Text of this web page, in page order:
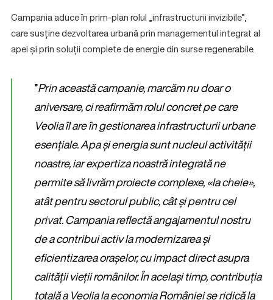
Campania aduce în prim-plan rolul „infrastructurii invizibile”,
care susține dezvoltarea urbană prin managementul integrat al
apei și prin soluții complete de energie din surse regenerabile.
”Prin această campanie, marcăm nu doar o
aniversare, ci reafirmăm rolul concret pe care
Veolia îl are în gestionarea infrastructurii urbane
esențiale. Apa și energia sunt nucleul activității
noastre, iar expertiza noastră integrată ne
permite să livrăm proiecte complexe, «la cheie»,
atât pentru sectorul public, cât și pentru cel
privat. Campania reflectă angajamentul nostru
de a contribui activ la modernizarea și
eficientizarea orașelor, cu impact direct asupra
calității vieții românilor. În același timp, contribuția
totală a Veolia la economia României se ridică la